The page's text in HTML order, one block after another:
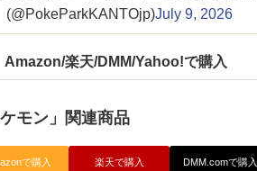
(@PokeParkKANTOjp)July 9, 2026
Amazon/楽天/DMM/Yahoo!で購入
ケモン」関連商品
で購入 楽天で購入 DMM.comで購入